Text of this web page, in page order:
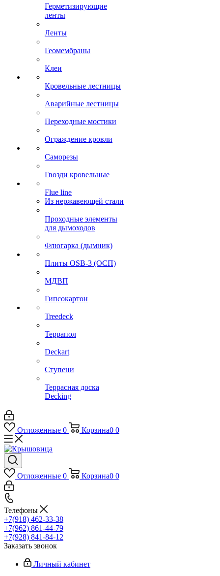
Герметизирующие
ленты
Ленты
Геомембраны
Клеи
Кровельные лестницы
Аварийные лестницы
Переходные мостики
Ограждение кровли
Саморезы
Гвозди кровельные
Flue line
Из нержавеющей стали
Проходные элементы
для дымоходов
Флюгарка (дымник)
Плиты OSB-3 (ОСП)
МДВП
Гипсокартон
Treedeck
Террапол
Deckart
Ступени
Террасная доска
Decking
Отложенные 0 Корзина0 0
Отложенные 0 Корзина0 0
Телефоны
+7(918) 462-33-38
+7(962) 861-44-79
+7(928) 841-84-12
Заказать звонок
Личный кабинет